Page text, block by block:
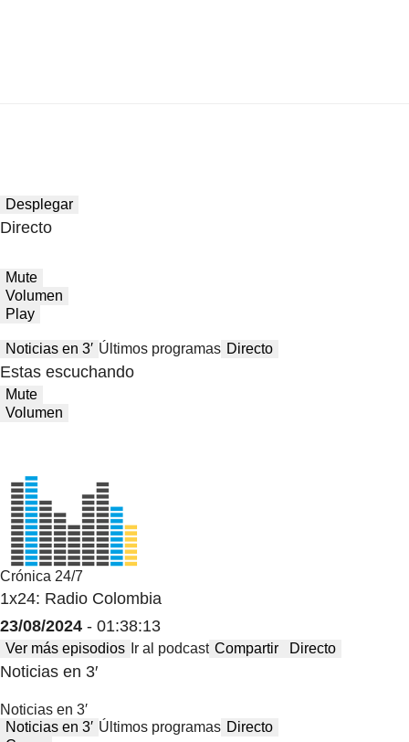
Desplegar
Directo
Mute
Volumen
Play
Noticias en 3′ Últimos programas Directo
Estas escuchando
Mute
Volumen
Crónica 24/7
1x24: Radio Colombia
23/08/2024 - 01:38:13
Ver más episodios Ir al podcast Compartir Directo
Noticias en 3′
Noticias en 3′
Noticias en 3′ Últimos programas Directo